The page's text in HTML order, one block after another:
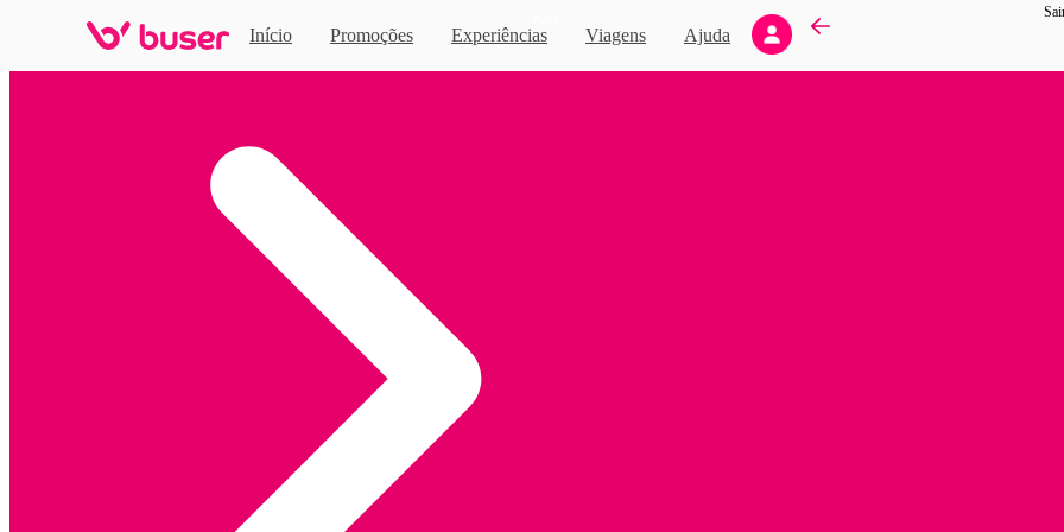
Início Promoções Experiências Viagens Ajuda